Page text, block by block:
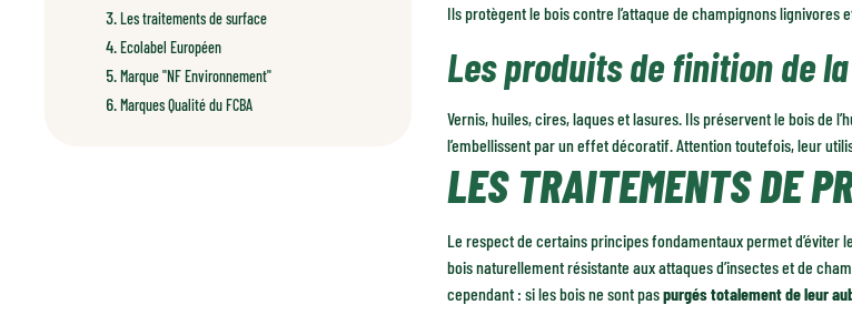
Les traitements de surface
Ecolabel Européen
Marque "NF Environnement"
Marques Qualité du FCBA
Ils protègent le bois contre l’attaque de champignons lignivores
Les produits de finition de
Vernis, huiles, cires, laques et lasures. Ils préservent le bois de
l’embellissent par un effet décoratif. Attention toutefois, leur
LES TRAITEMENTS DE
Le respect de certains principes fondamentaux permet
bois naturellement résistante aux attaques d’insectes et de
cependant : si les bois ne sont paspurgés totalement de leur